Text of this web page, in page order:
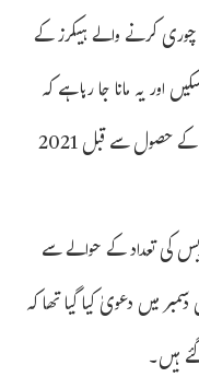
کرنے والے ہیکرز کے
یہ مانا جا رہا ہے کہ
انہیں ایلون مسک کی جانب سے کمپنی کی ملکیت کے حصول سے قبل 2021
کی تعداد کے حوالے سے
میں دعویٰ کیا گیا تھا کہ